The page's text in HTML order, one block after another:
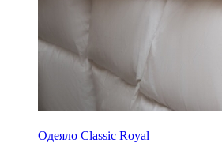
Одеяло Сlassic Royal